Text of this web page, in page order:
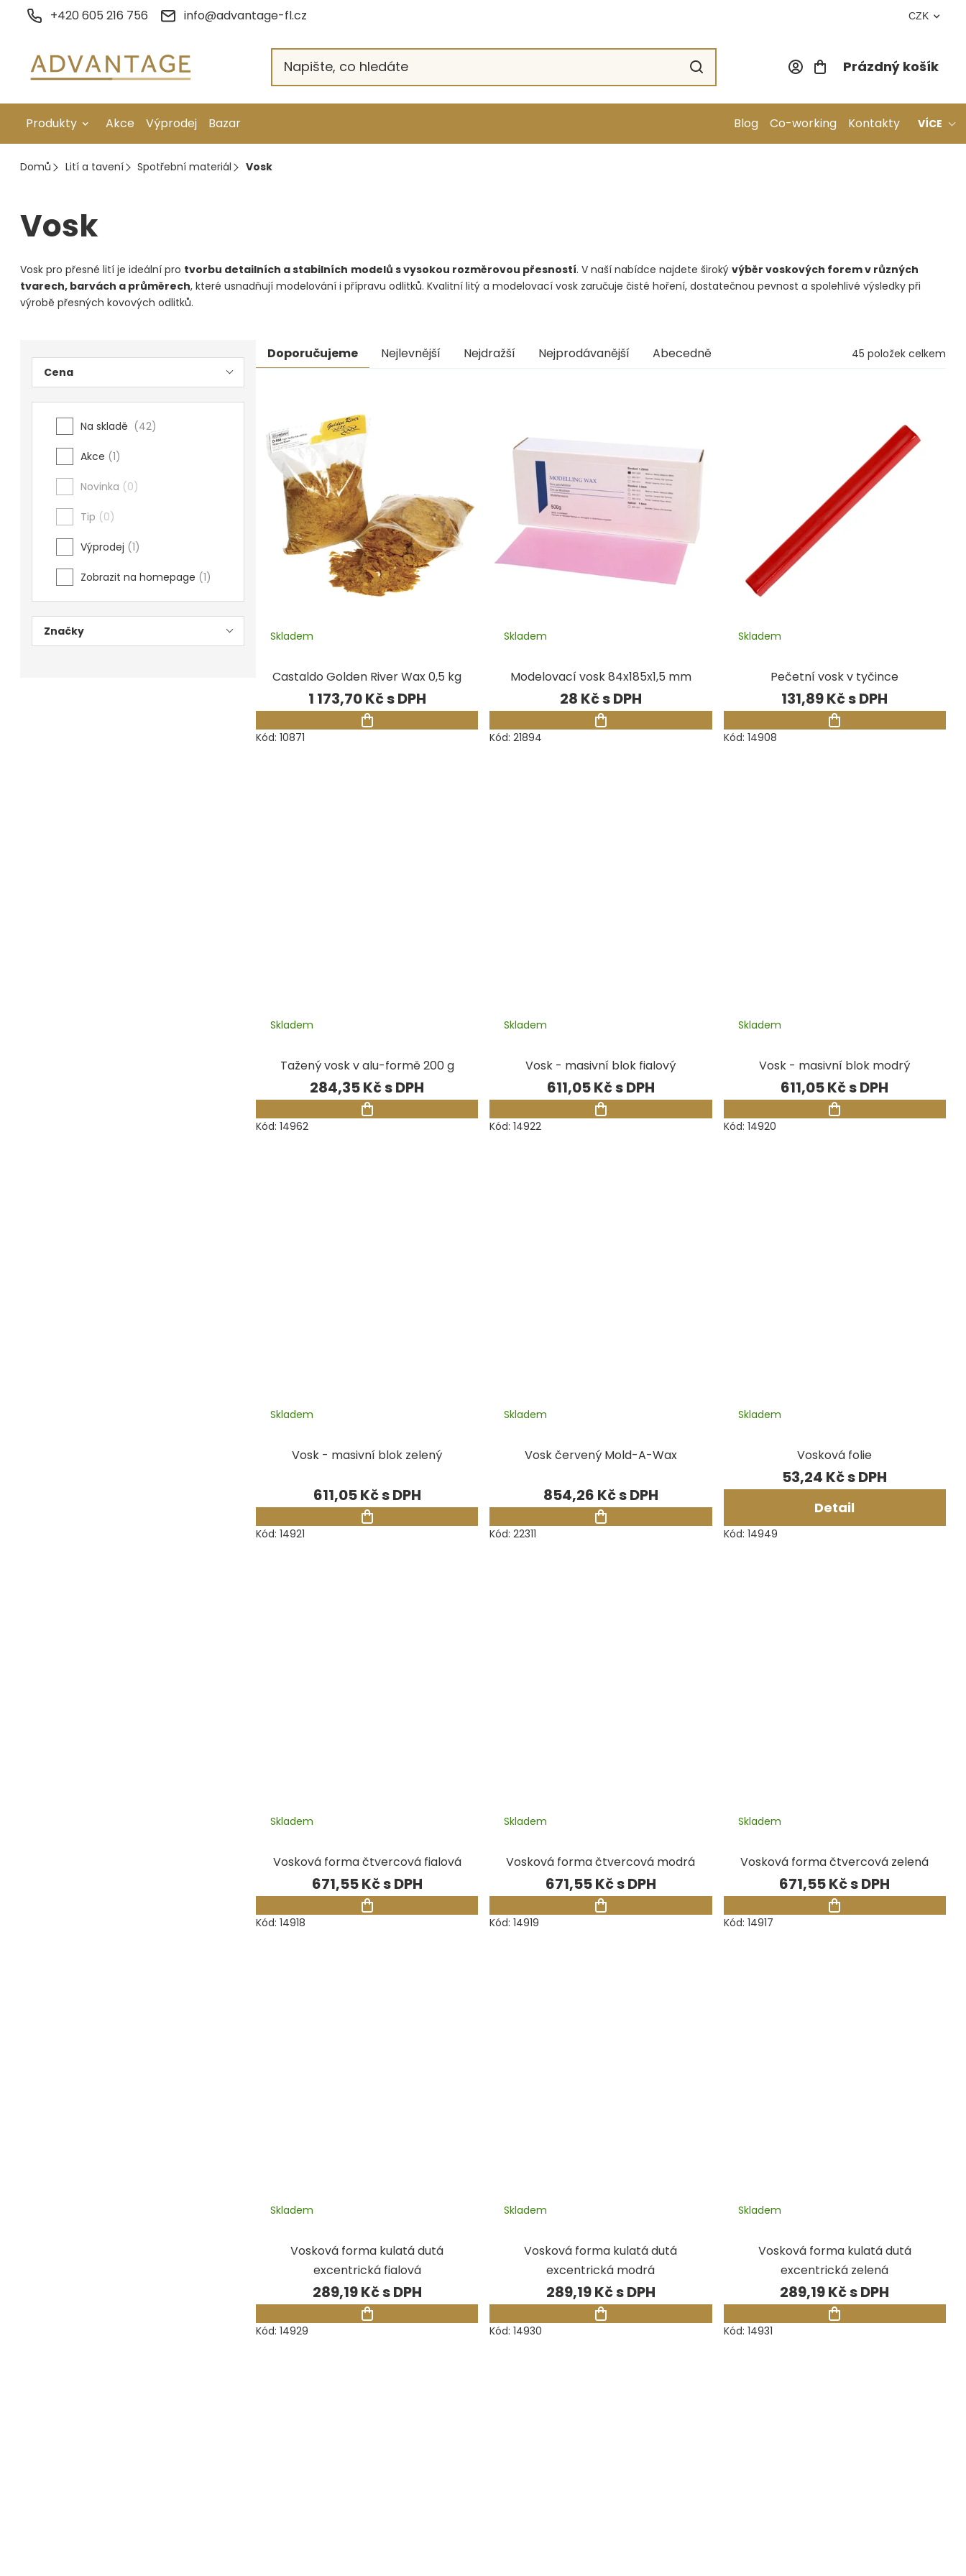
+420 605 216 756 info@advantage-fl.cz CZK
Nákupní
Prázdný košík
Produkty
Galvanické pokovení
Stopkové rotační nástroje
Strojní obrábění
Kompresory a příslušenství
Kameny
Motory, mikromotory, vrtačky
Literatura a DVD
Polotovary a komponenty
Drátování
Balení, prezentace a značení šperků
Akce Výprodej Bazar Blog Co-working Kontakty VÍCE
Domů Lití a tavení Spotřební materiál Vosk
Vosk
Vosk pro přesné lití je ideální pro tvorbu detailních a stabilních modelů s vysokou rozměrovou přesností. V naší nabídce najdete široký výběr voskových forem v různých
tvarech, barvách a průměrech, které usnadňují modelování i přípravu odlitků. Kvalitní litý a modelovací vosk zaručuje čisté hoření, dostatečnou pevnost a spolehlivé výsledky při
výrobě přesných kovových odlitků.
Postranní
panel
Cena
Na skladě 42
Akce 1
Novinka 0
Tip 0
Výprodej 1
Zobrazit na homepage 1
Značky
Řazení
Doporučujeme Nejlevnější Nejdražší Nejprodávanější Abecedně 45 položek celkem
Výpis
produktů
Castaldo Golden River Wax 0,5 kg
Skladem
1 173,70 Kč
Kód: 10871
Modelovací vosk 84x185x1,5 mm
Skladem
28 Kč
Kód:21894
Pečetní vosk v tyčince
Skladem
131,89 Kč
Kód: 14908
Tažený vosk v alu-formě 200 g
Skladem
284,35 Kč
Kód: 14962
Vosk - masivní blok fialový
Skladem
611,05 Kč
Kód:14922
Vosk - masivní blok modrý
Skladem
611,05 Kč
Kód: 14920
Vosk - masivní blok zelený
Skladem
611,05 Kč
Kód: 14921
Vosk červený Mold-A-Wax
Skladem
854,26 Kč
Kód:22311
Vosková folie
Skladem
53,24 Kč
Detail
Kód: 14949
Vosková forma čtvercová fialová
Skladem
671,55 Kč
Kód: 14918
Vosková forma čtvercová modrá
Skladem
671,55 Kč
Kód:14919
Vosková forma čtvercová zelená
Skladem
671,55 Kč
Kód: 14917
Vosková forma kulatá dutá
excentrická fialová
Skladem
289,19 Kč
Kód: 14929
Vosková forma kulatá dutá
excentrická modrá
Skladem
289,19 Kč
Kód:14930
Vosková forma kulatá dutá
excentrická zelená
Skladem
289,19 Kč
Kód: 14931